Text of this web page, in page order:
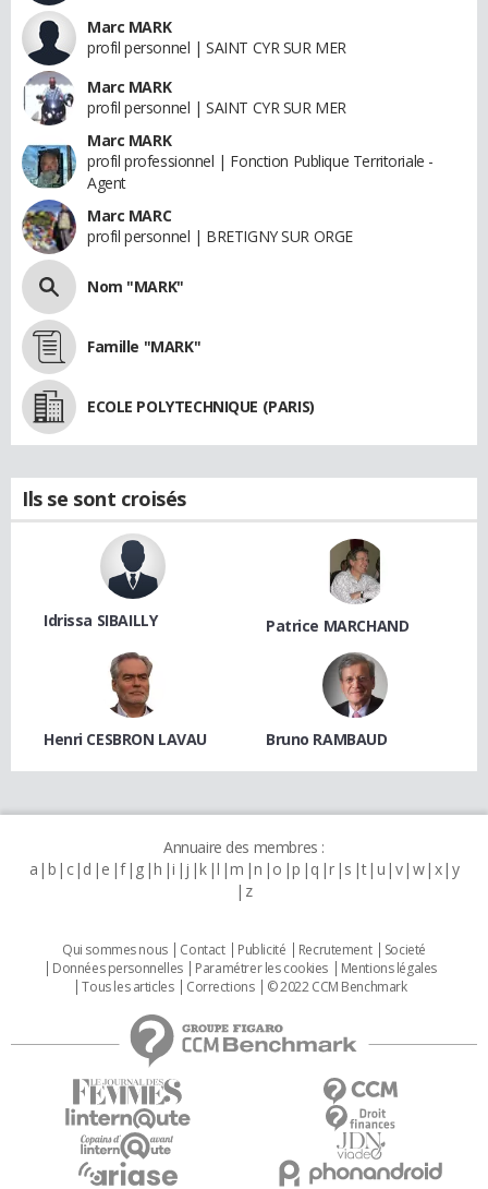
Marc MARK
profil personnel | SAINT CYR SUR MER
Marc MARK
profil personnel | SAINT CYR SUR MER
Marc MARK
profil professionnel | Fonction Publique Territoriale -
Agent
Marc MARC
profil personnel | BRETIGNY SUR ORGE
Nom "MARK"
Famille "MARK"
ECOLE POLYTECHNIQUE (PARIS)
Ils se sont croisés
Idrissa SIBAILLY Patrice MARCHAND
Henri CESBRON LAVAU Bruno RAMBAUD
Annuaire des membres :
a b c d e f g h i j k l m n o p q r s t u v w x y
z
Qui sommes nous Contact Publicité Recrutement
Societé
Données personnelles
Paramétrer les cookies
Mentions légales
Tous les articles
Corrections © 2022 CCM Benchmark